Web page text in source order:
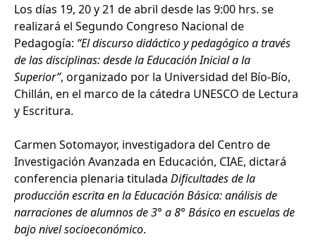
Los días 19, 20 y 21 de abril desde las 9:00 hrs. se
realizará el Segundo Congreso Nacional de
Pedagogía: “El discurso didáctico y pedagógico a través
de las disciplinas: desde la Educación Inicial a la
Superior”, organizado por la Universidad del Bío-Bío,
Chillán, en el marco de la cátedra UNESCO de Lectura
y Escritura.
Carmen Sotomayor, investigadora del Centro de
Investigación Avanzada en Educación, CIAE, dictará
conferencia plenaria titulada Dificultades de la
producción escrita en la Educación Básica: análisis de
narraciones de alumnos de 3° a 8° Básico en escuelas de
bajo nivel socioeconómico.